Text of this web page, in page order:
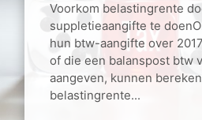
Voorkom belastingrente
suppletieaangifte te
hun btw-aangifte over
of die een balanspost btw
aangeven, kunnen
belastingrente...